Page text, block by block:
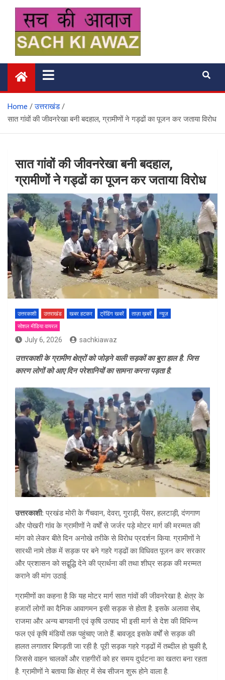
content
सच की आवाज
Home
उत्तराखंड
सात गांवों की जीवनरेखा बनी बदहाल, ग्रामीणों ने गड्ढों का पूजन कर जताया विरोध
सात गांवों की जीवनरेखा बनी बदहाल,
ग्रामीणों ने गड्ढों का पूजन कर जताया विरोध
उत्तरकाशी उत्तराखंड खबर हटकर ट्रेंडिंग खबरें ताज़ा ख़बरें
न्यूज़
सोशल मीडिया वायरल
July 6, 2026 sachkiawaz
उत्तरकाशी के ग्रामीण क्षेत्रों को जोड़ने वाली सड़कों का बुरा हाल है. जिस
कारण लोगों को आए दिन परेशानियों का सामना करना पड़ता है.
उत्तरकाशी: प्रखंड मोरी के गैंचवान, देवरा, गुराड़ी, पेंसर, हलटाड़ी, दंणगाण
और पोखरी गांव के ग्रामीणों ने वर्षों से जर्जर पड़े मोटर मार्ग की मरम्मत की
मांग को लेकर बीते दिन अनोखे तरीके से विरोध प्रदर्शन किया. ग्रामीणों ने
सारथी नामे तोक में सड़क पर बने गहरे गड्ढों का विधिवत पूजन कर सरकार
और प्रशासन को सद्बुद्धि देने की प्रार्थना की तथा शीघ्र सड़क की मरम्मत
कराने की मांग उठाई.
ग्रामीणों का कहना है कि यह मोटर मार्ग सात गांवों की जीवनरेखा है. क्षेत्र के
हजारों लोगों का दैनिक आवागमन इसी सड़क से होता है. इसके अलावा सेब,
राजमा और अन्य बागवानी एवं कृषि उत्पाद भी इसी मार्ग से देश की विभिन्न
फल एवं कृषि मंडियों तक पहुंचाए जाते हैं. बावजूद इसके वर्षों से सड़क की
हालत लगातार बिगड़ती जा रही है. पूरी सड़क गहरे गड्ढों में तब्दील हो चुकी है,
जिससे वाहन चालकों और राहगीरों को हर समय दुर्घटना का खतरा बना रहता
है. ग्रामीणों ने बताया कि क्षेत्र में सेब सीजन शुरू होने वाला है.